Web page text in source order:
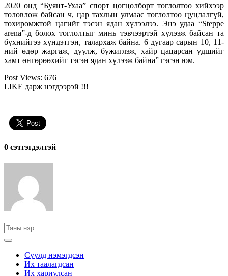
2020 онд “Буянт-Ухаа” спорт цогцолборт тоглолтоо хийхээр
төлөвлөж байсан ч, цар тахлын улмаас тоглолтоо цуцлалгүй,
тохиромжтой цагийг тэсэн ядан хүлээлээ. Энэ удаа “Steppe
arena”-д болох тоглолтыг минь тэвчээртэй хүлээж байсан та
бүхнийгээ хүндэтгэн, талархаж байна. 6 дугаар сарын 10, 11-
ний өдөр жаргаж, дуулж, бүжиглэж, хайр цацарсан үдшийг
хамт өнгөрөөхийг тэсэн ядан хүлээж байна” гэсэн юм.
Post Views: 676
LIKE дарж нэгдээрэй !!!
0 cэтгэгдэлтэй
Сүүлд нэмэгдсэн
Их таалагдсан
Их хариулсан